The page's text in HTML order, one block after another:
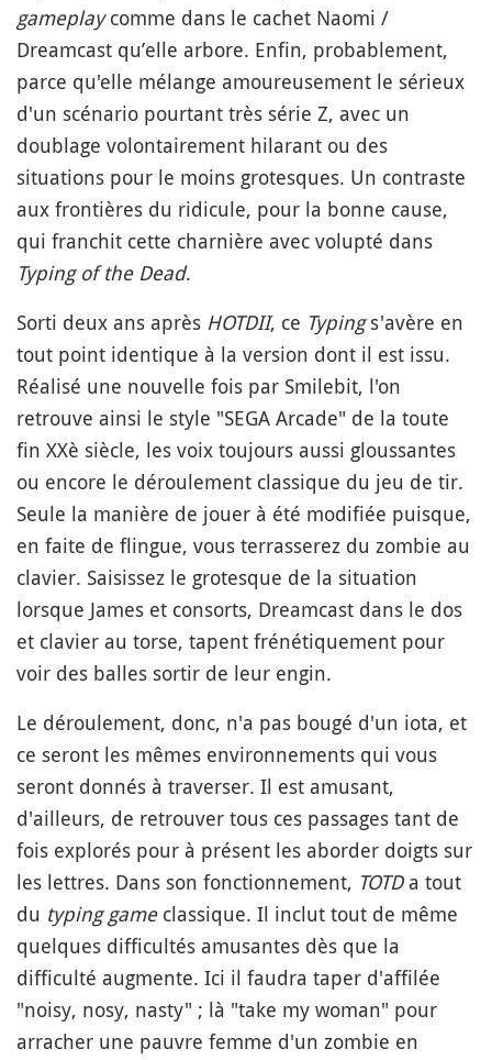
gameplaycomme dans le cachet Naomi /
Dreamcast qu’elle arbore. Enfin, probablement,
parce qu'elle mélange amoureusement le sérieux
d'un scénario pourtant très série Z, avec un
doublage volontairement hilarant ou des
situations pour le moins grotesques. Un contraste
aux frontières du ridicule, pour la bonne cause,
qui franchit cette charnière avec volupté dans
Typing of the Dead.
Sorti deux ans après HOTDII, ce Typings'avère en
tout point identique à la version dont il est issu.
Réalisé une nouvelle fois par Smilebit, l'on
retrouve ainsi le style "SEGA Arcade" de la toute
fin XXè siècle, les voix toujours aussi gloussantes
ou encore le déroulement classique du jeu de tir.
Seule la manière de jouer à été modifiée puisque,
en faite de flingue, vous terrasserez du zombie au
clavier. Saisissez le grotesque de la situation
lorsque James et consorts, Dreamcast dans le dos
et clavier au torse, tapent frénétiquement pour
voir des balles sortir de leur engin.
Le déroulement, donc, n'a pas bougé d'un iota, et
ce seront les mêmes environnements qui vous
seront donnés à traverser. Il est amusant,
d'ailleurs, de retrouver tous ces passages tant de
fois explorés pour à présent les aborder doigts sur
les lettres. Dans son fonctionnement, TOTDa tout
du typing game classique. Il inclut tout de même
quelques difficultés amusantes dès que la
difficulté augmente. Ici il faudra taper d'affilée
"noisy, nosy, nasty" ; là "take my woman" pour
arracher une pauvre femme d'un zombie en